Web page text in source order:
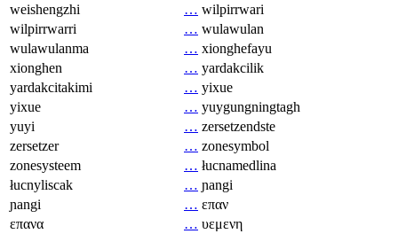
weishengzhi
… wilpirrwari
wilpirrwarri
… wulawulan
wulawulanma
… xionghefayu
xionghen
… yardakcilik
yardakcitakimi
… yixue
yixue
… yuygungningtagh
yuyi
… zersetzendste
zersetzer
… zonesymbol
zonesysteem
… łucnamedlina
łucnyliscak
… ɲangi
ɲangi
… επαν
επανα
… υεμενη